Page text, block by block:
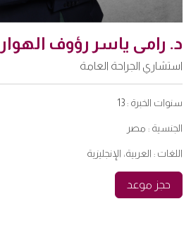
د. رامی یاسر رؤوف
استشاري الجراحة العامة
سنوات الخبرة : 13
الجنسية : مصر
اللغات : العربية، الإنجليزية
حجز موعد